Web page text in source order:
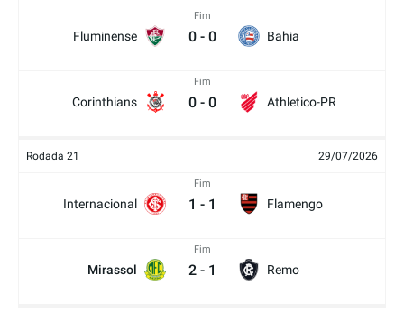
Fluminense
Fim
0 - 0 Bahia
Corinthians
Fim
0 - 0 Athletico-PR
Rodada 21 29/07/2026
Internacional
Fim
1 - 1 Flamengo
Mirassol
Fim
2 - 1 Remo